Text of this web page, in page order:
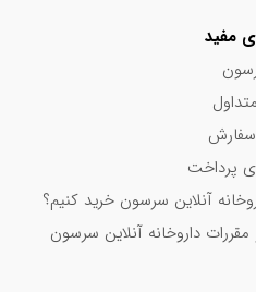
مفید
پرداخت
آنلاین سرسون خرید کنیم؟
مقررات داروخانه آنلاین سرسون